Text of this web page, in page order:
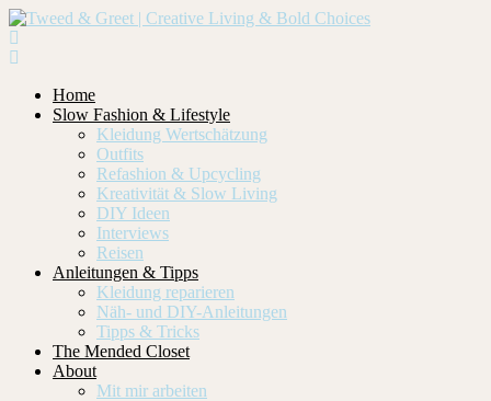
Home
Slow Fashion & Lifestyle
Kleidung Wertschätzung
Outfits
Refashion & Upcycling
Kreativität & Slow Living
DIY Ideen
Interviews
Reisen
Anleitungen & Tipps
Kleidung reparieren
Näh- und DIY-Anleitungen
Tipps & Tricks
The Mended Closet
About
Mit mir arbeiten